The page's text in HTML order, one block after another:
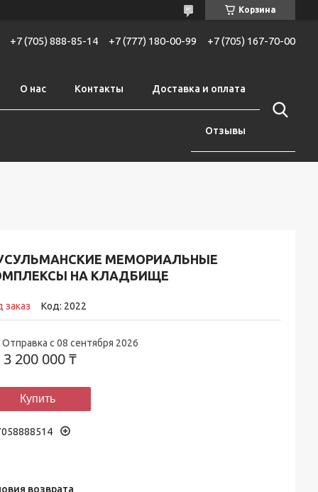
Корзина
+7 (705) 888-85-14 +7 (777) 180-00-99 +7 (705) 167-70-00
О нас Контакты Доставка и оплата
Отзывы
МЕМОРИАЛЬНЫЕ
НА КЛАДБИЩЕ
заказ Код: 2022
Отправка с 08 сентября 2026
3 200 000 ₸
Купить